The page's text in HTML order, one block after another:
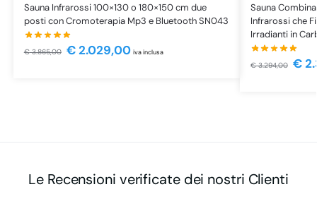
Sauna Infrarossi 100×130 o 180×150 cm due
posti con Cromoterapia Mp3 e Bluetooth SN043
€3.865,00 €2.029,00 iva inclusa
Sauna
Infrarossi che
Irradianti in
€3.294,00 €
Le Recensioni verificate dei nostri Clienti